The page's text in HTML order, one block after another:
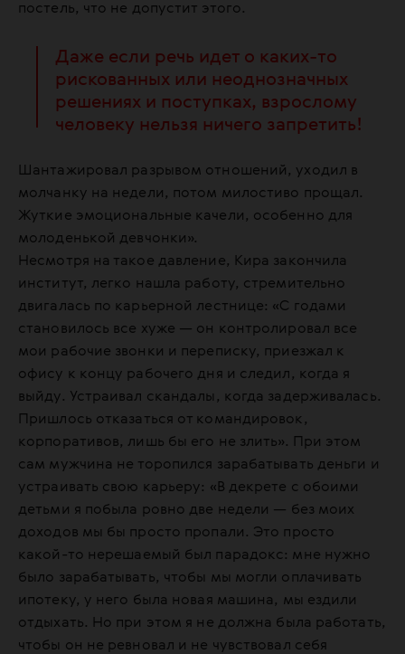
постель, что не допустит этого.
Даже если речь идет о каких-то
рискованных или неоднозначных
решениях и поступках, взрослому
человеку нельзя ничего запретить!
Шантажировал разрывом отношений, уходил в
молчанку на недели, потом милостиво прощал.
Жуткие эмоциональные качели, особенно для
молоденькой девчонки».
Несмотря на такое давление, Кира закончила
институт, легко нашла работу, стремительно
двигалась по карьерной лестнице: «С годами
становилось все хуже — он контролировал все
мои рабочие звонки и переписку, приезжал к
офису к концу рабочего дня и следил, когда я
выйду. Устраивал скандалы, когда задерживалась.
Пришлось отказаться от командировок,
корпоративов, лишь бы его не злить». При этом
сам мужчина не торопился зарабатывать деньги и
устраивать свою карьеру: «В декрете с обоими
детьми я побыла ровно две недели — без моих
доходов мы бы просто пропали. Это просто
какой-то нерешаемый был парадокс: мне нужно
было зарабатывать, чтобы мы могли оплачивать
ипотеку, у него была новая машина, мы ездили
отдыхать. Но при этом я не должна была работать,
чтобы он не ревновал и не чувствовал себя